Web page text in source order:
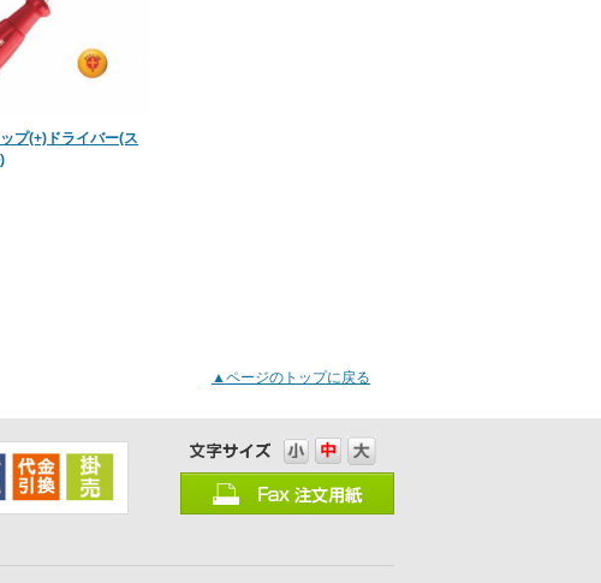
プ(+)ドライバー(ス
▲ページのトップに戻る